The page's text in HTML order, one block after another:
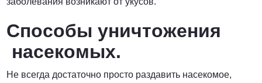
Способы уничтожения
насекомых.
Не всегда достаточно просто раздавить насекомое,